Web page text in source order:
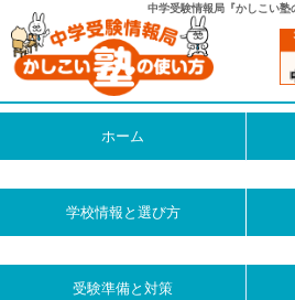
中学受験情報局『かしこい塾
ホーム
学校情報と選び方
受験準備と対策